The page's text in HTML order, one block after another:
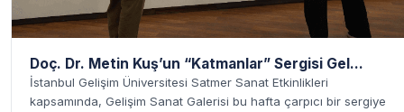
Doç. Dr. Metin Kuş’un “Katmanlar” Sergisi Gel...
İstanbul Gelişim Üniversitesi Satmer Sanat Etkinlikleri
kapsamında, Gelişim Sanat Galerisi bu hafta çarpıcı bir sergiye